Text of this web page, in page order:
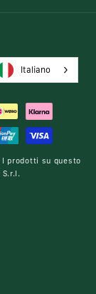
Italiano
prodotti su questo
S.r.l.